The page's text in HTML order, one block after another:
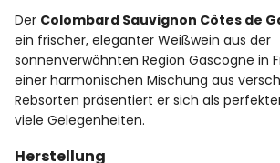
Der Colombard Sauvignon Côtes de
ein frischer, eleganter Weißwein aus der
sonnenverwöhnten Region Gascogne in
einer harmonischen Mischung aus
Rebsorten präsentiert er sich als
viele Gelegenheiten.
Herstellung